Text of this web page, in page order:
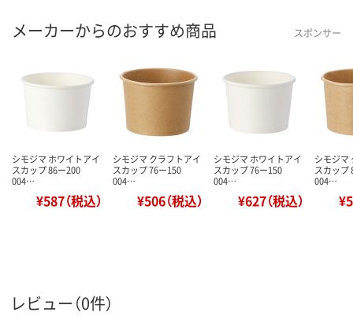
メーカーからのおすすめ商品 スポンサー
シモジマ ホワイトアイ
スカップ 86ー200
004…
¥587（税込）
シモジマ クラフトアイ
スカップ 76ー150
004…
¥506（税込）
シモジマ ホワイトアイ
スカップ 76ー150
004…
¥627（税込）
シモジマ
スカップ
004…
レビュー（0件）